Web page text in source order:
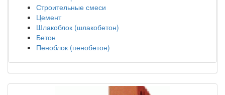
Строительные смеси
Цемент
Шлакоблок (шлакобетон)
Бетон
Пеноблок (пенобетон)